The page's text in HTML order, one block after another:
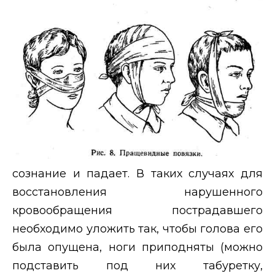
сознание и падает. В таких случаях для
восстановления нарушенного
кровообращения пострадавшего
необходимо уложить так, чтобы голова его
была опущена, ноги приподняты (можно
подставить под них табуретку,